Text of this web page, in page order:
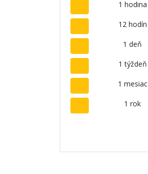
1 hodina
12 hodín
1 deň
1 týždeň
1 mesiac
1 rok